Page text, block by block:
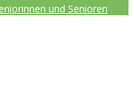
und Senioren